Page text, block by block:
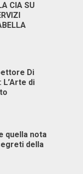
CIA SU
Di
L’Arte di
quella nota
della